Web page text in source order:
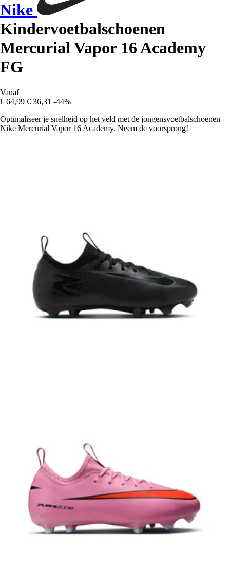
Nike
Kindervoetbalschoenen
Mercurial Vapor 16 Academy
FG
Vanaf
€ 64,99 € 36,31 -44%
Optimaliseer je snelheid op het veld met de jongensvoetbalschoenen
Nike Mercurial Vapor 16 Academy. Neem de voorsprong!